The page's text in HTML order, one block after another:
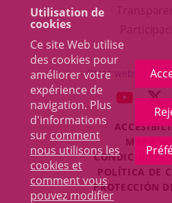
Utilisation de
cookies
Ce site Web utilise
des cookies pour
améliorer votre
expérience de
navigation. Plus
d'informations
sur comment
nous utilisons les
cookies et
comment vous
pouvez modifier
Otras webs del
UNA
A
MAPA
CONDICIONES
POLÍTICA DE
PROTECCIÓN